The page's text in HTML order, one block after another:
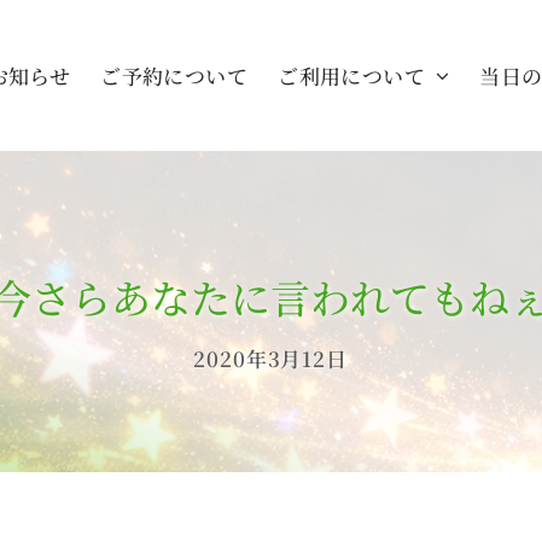
知らせ ご予約について ご利用について 当日
さらあなたに言われてもねぇ
2020年3月12日